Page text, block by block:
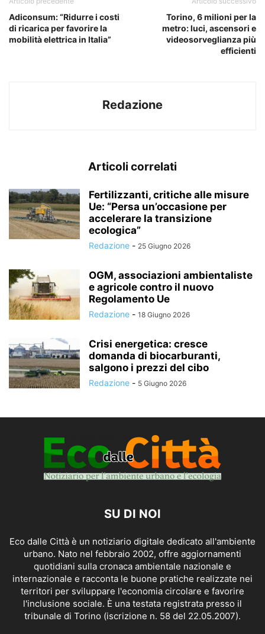
Adiconsum: “Ridurre i costi
di ricarica per favorire la
mobilità elettrica in Italia”
Torino, 6 milioni per la
metro: luci, ascensori e
videosorveglianza più
efficienti
Redazione
Articoli correlati
Fertilizzanti, critiche alle misure
Ue: “Persa un’occasione per
accelerare la transizione
ecologica”
Redazione - 25 Giugno 2026
OGM, associazioni ambientaliste
e agricole contro il nuovo
Regolamento Ue
Redazione - 18 Giugno 2026
Crisi energetica: cresce
domanda di biocarburanti,
salgono i prezzi del cibo
Redazione - 5 Giugno 2026
SU DI NOI
Eco dalle Città è un notiziario digitale dedicato all'ambiente
urbano. Nato nel febbraio 2002, offre aggiornamenti
quotidiani sulla cronaca ambientale nazionale e
internazionale e racconta le buone pratiche realizzate nei
territori per sviluppare l'economia circolare e favorire
l'inclusione sociale. È una testata registrata presso il
tribunale di Torino (iscrizione n. 58 del 22.05.2007).